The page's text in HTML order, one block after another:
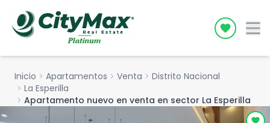
Icon
Inicio chevron_right Apartamentos chevron_right Venta chevron_right Distrito Nacional
chevron_right La Esperilla
chevron_right Apartamento nuevo en venta en sector La Esperilla